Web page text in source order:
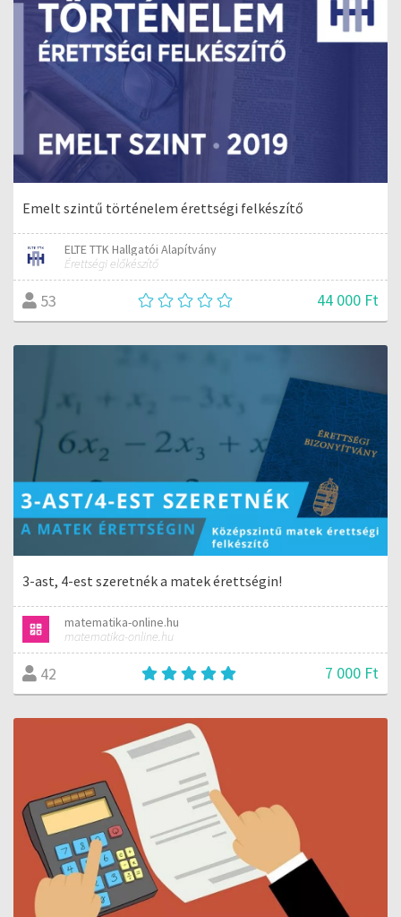
Emelt szintű történelem érettségi felkészítő
ELTE TTK Hallgatói Alapítvány
Érettségi előkészítő
53 44 000 Ft
3-ast, 4-est szeretnék a matek érettségin!
matematika-online.hu
matematika-online.hu
42 7 000 Ft